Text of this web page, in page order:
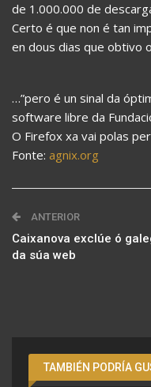
de 1.000.000 de
Certo é que non é tan
en dous dias que obtivo
…”pero é un sinal da
software libre da
O Firefox xa vai polas
Fonte: agnix.org
ANTERIOR
Caixanova exclúe ó
da súa web
TAMBIÉN PODRÍA